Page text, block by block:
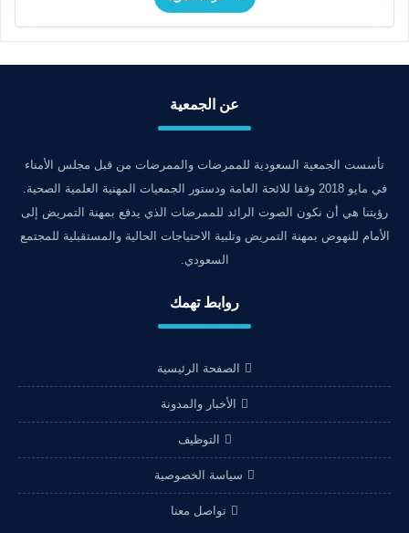
عن الجمعية
تأسست الجمعية السعودية للممرضات والممرضات من قبل مجلس الأمناء
في مايو 2018 وفقا للائحة العامة ودستور الجمعيات المهنية العلمية الصحية.
رؤيتنا هي أن نكون الصوت الرائد للممرضات الذي يدفع بمهنة التمريض إلى
الأمام للنهوض بمهنة التمريض وتلبية الاحتياجات الحالية والمستقبلية للمجتمع
السعودي.
روابط تهمك
الصفحة الرئيسية
الأخبار والمدونة
التوظيف
سياسة الخصوصية
تواصل معنا